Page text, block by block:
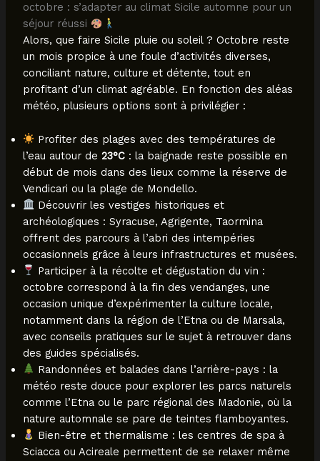
octobre : s’adapter au climat Sicile automne pour un
séjour réussi
Alors, que faire Sicile pluie ou soleil ? Octobre reste
un mois propice à une foule d’activités diverses,
conciliant nature, culture et détente, tout en
profitant d’un climat agréable. En fonction des aléas
météo, plusieurs options sont à privilégier :
Profiter des plages avec des températures de
l’eau autour de 23°C: la baignade reste possible en
début de mois dans des lieux comme la réserve de
Vendicari ou la plage de Mondello.
Découvrir les vestiges historiques et
archéologiques : Syracuse, Agrigente, Taormina
offrent des parcours à l’abri des intempéries
occasionnels grâce à leurs infrastructures et musées.
Participer à la récolte et dégustation du vin :
octobre correspond à la fin des vendanges, une
occasion unique d’expérimenter la culture locale,
notamment dans la région de l’Etna ou de Marsala,
avec conseils pratiques sur le sujet à retrouver dans
des guides spécialisés.
Randonnées et balades dans l’arrière-pays : la
météo reste douce pour explorer les parcs naturels
comme l’Etna ou le parc régional des Madonie, où la
nature automnale se pare de teintes flamboyantes.
Bien-être et thermalisme : les centres de spa à
Sciacca ou Acireale permettent de se relaxer même